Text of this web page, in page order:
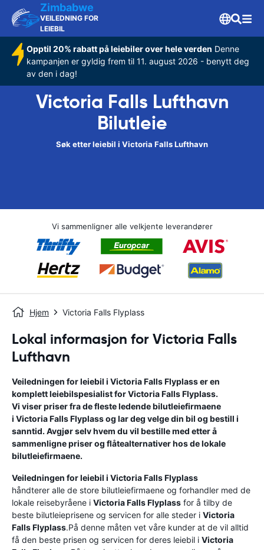
Zimbabwe
VEILEDNING FOR
LEIEBIL
Opptil 20% rabatt på leiebiler over hele verden Denne
kampanjen er gyldig frem til 11. august 2026 - benytt deg
av den i dag!
Victoria Falls Lufthavn
Bilutleie
Søk etter leiebil i Victoria Falls Lufthavn
Vi sammenligner alle velkjente leverandører
Hjem Victoria Falls Flyplass
Lokal informasjon for Victoria Falls
Lufthavn
Veiledningen for leiebil i Victoria Falls Flyplasser en
komplett leiebilspesialist forVictoria Falls Flyplass.
Vi viser priser fra de fleste ledende bilutleiefirmaene
i Victoria Falls Flyplassog lar deg velge din bil og bestill i
sanntid. Avgjør selv hvem du vil bestille med etter å
sammenligne priser og flåtealternativer hos de lokale
bilutleiefirmaene.
Veiledningen for leiebil i Victoria Falls Flyplass
håndterer alle de store bilutleiefirmaene og forhandler med de
lokale reisebyråene i Victoria Falls Flyplass for å tilby de
beste bilutleieprisene og servicen for alle steder i Victoria
Falls Flyplass.På denne måten vet våre kunder at de vil alltid
få den beste prisen og servicen for deres leiebil i Victoria